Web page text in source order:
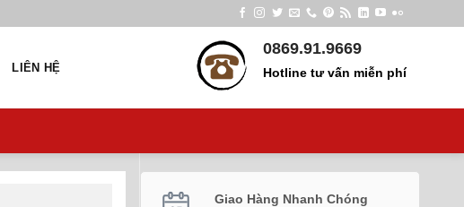
LIÊN HỆ
0869.91.9669
Hotline tư vấn miễn phí
Giao Hàng Nhanh Chóng